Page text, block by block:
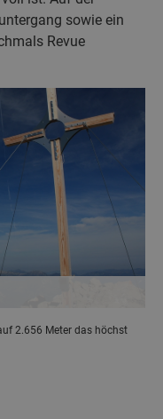
sowie ein
Revue
2.656 Meter das höchst